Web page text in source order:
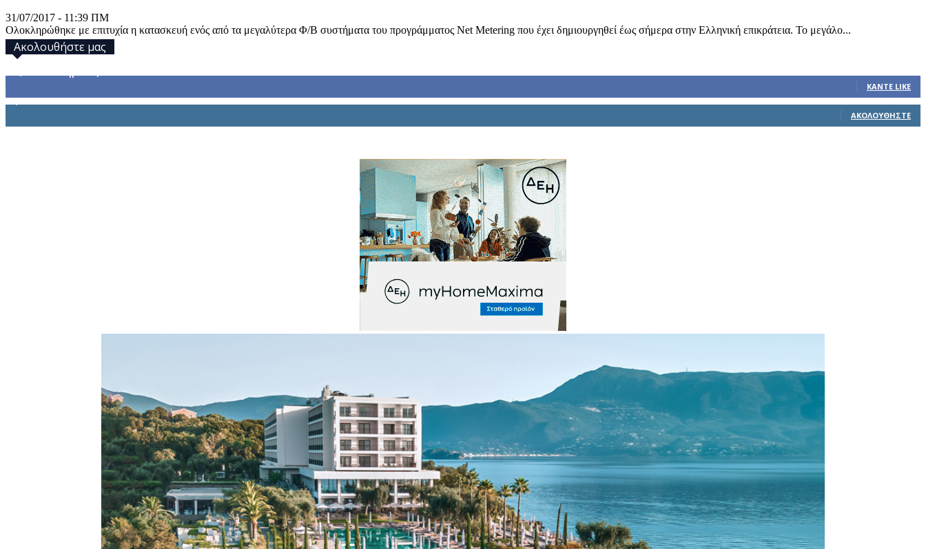
31/07/2017 - 11:39 ΠΜ
Ολοκληρώθηκε με επιτυχία η κατασκευή ενός από τα μεγαλύτερα Φ/Β συστήματα του προγράμματος Net Metering που έχει δημιουργηθεί έως σήμερα στην Ελληνική επικράτεια. Το μεγάλο...
Ακολουθήστε μας
ΚΆΝΤΕ LIKE
ΑΚΟΛΟΥΘΉΣΤΕ